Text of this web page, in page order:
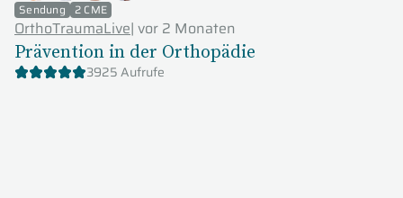
Sendung 2 CME
OrthoTraumaLive| vor 2 Monaten
Prävention in der Orthopädie
3925 Aufrufe